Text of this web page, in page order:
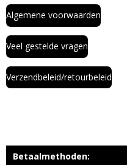
Algemene voorwaarden
Veel gestelde vragen
Verzendbeleid/retourbeleid
Betaalmethoden: